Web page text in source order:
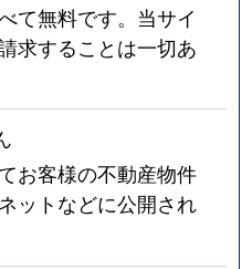
て無料です。当サイ
求することは一切あ
お客様の不動産物件
ットなどに公開され